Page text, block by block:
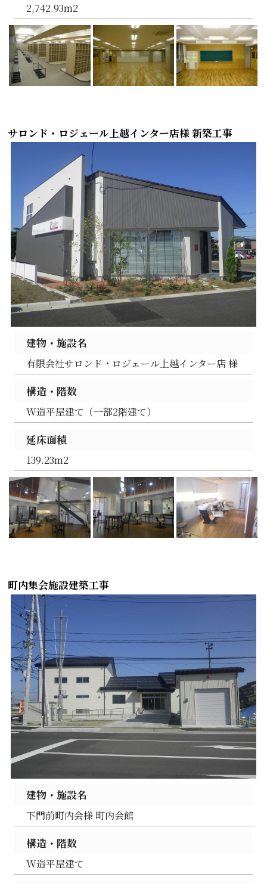
2,742.93m2
サロンド・ロジェール上越インター店様 新築工事
建物・施設名
有限会社サロンド・ロジェール上越インター店 様
構造・階数
W造平屋建て（一部2階建て）
延床面積
139.23m2
町内集会施設建築工事
建物・施設名
下門前町内会様 町内会館
構造・階数
W造平屋建て